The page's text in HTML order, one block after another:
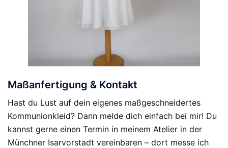
Maßanfertigung & Kontakt
Hast du Lust auf dein eigenes maßgeschneidertes
Kommunionkleid? Dann melde dich einfach bei mir! Du
kannst gerne einen Termin in meinem Atelier in der
Münchner Isarvorstadt vereinbaren – dort messe ich